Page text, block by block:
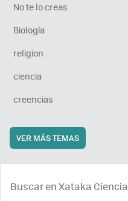
No te lo creas
Biología
religion
ciencia
creencias
VER MÁS TEMAS